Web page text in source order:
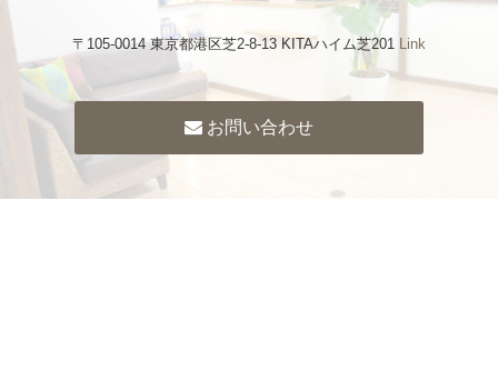
〒105-0014 東京都港区芝2-8-13 KITAハイム芝201 Link
お問い合わせ